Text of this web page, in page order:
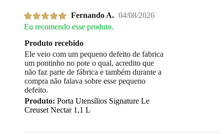
Fernando A. 04/08/2026
Eu recomendo esse produto.
Produto recebido
Ele veio com um pequeno defeito de fabrica
um pontinho no pote o qual, acredito que
não faz parte de fábrica e também durante a
compra não falava sobre esse pequeno
defeito.
Produto: Porta Utensílios Signature Le
Creuset Nectar 1,1 L